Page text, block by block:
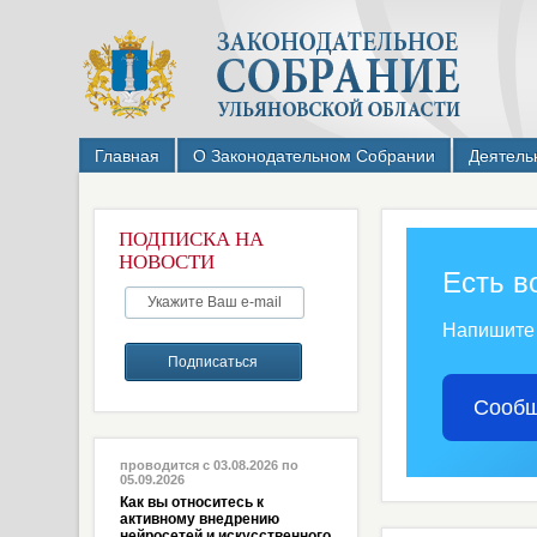
Главная О Законодательном Собрании
ПОДПИСКА НА
НОВОСТИ
проводится с 03.08.2026 по
05.09.2026
Как вы относитесь к
активному внедрению
Есть